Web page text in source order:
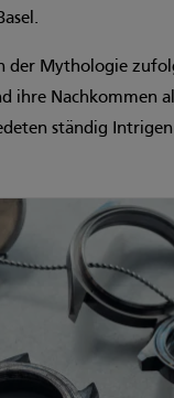
der Mythologie
ihre Nachkommen
ständig